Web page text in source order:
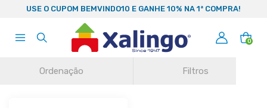
USE O CUPOM BEMVINDO10 E GANHE 10% NA 1ª COMPRA!
0
Ordenação Filtros